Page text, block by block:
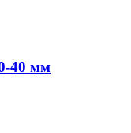
40 мм